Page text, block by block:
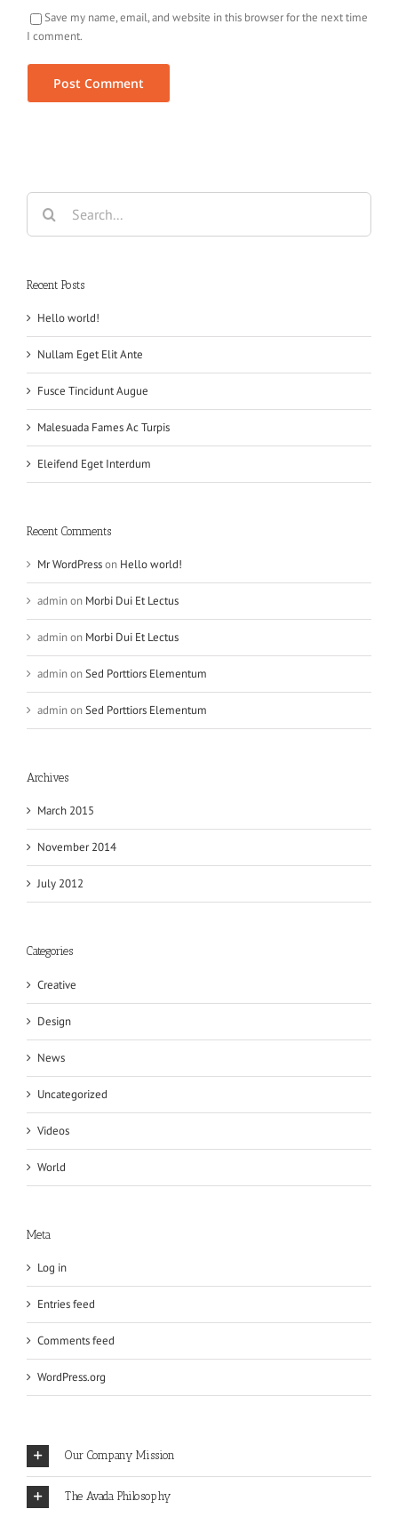
Save my name, email, and website in this browser for the next time
I comment.
Search
Recent Posts
Hello world!
Nullam Eget Elit Ante
Fusce Tincidunt Augue
Malesuada Fames Ac Turpis
Eleifend Eget Interdum
Recent Comments
Mr WordPresson Hello world!
adminon Morbi Dui Et Lectus
adminon Morbi Dui Et Lectus
adminonSed Porttiors Elementum
adminonSed Porttiors Elementum
Archives
March 2015
November 2014
July 2012
Categories
Creative
Design
News
Uncategorized
Videos
World
Meta
Log in
Entries feed
Comments feed
WordPress.org
Our Company Mission
The Avada Philosophy